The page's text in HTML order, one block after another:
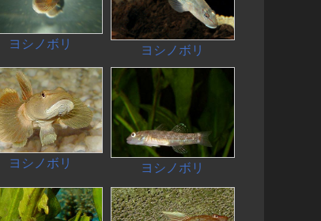
ヨシノボリ ヨシノボリ
ヨシノボリ ヨシノボリ